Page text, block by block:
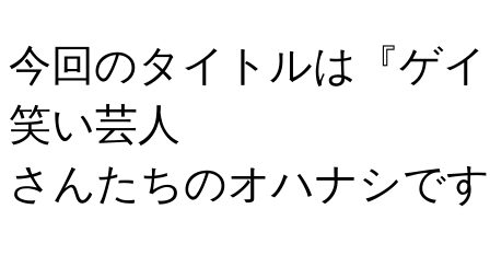
今回のタイトルは『ゲ
笑い芸人
さんたちのオハナシで